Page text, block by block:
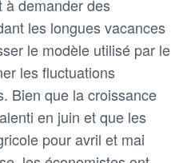
à demander des
les longues vacances
le modèle utilisé par le
les fluctuations
Bien que la croissance
en juin et que les
pour avril et mai